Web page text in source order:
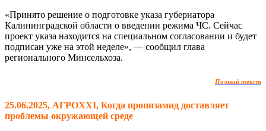
«Принято решение о подготовке указа губернатора
Калининградской области о введении режима ЧС. Сейчас
проект указа находится на специальном согласовании и будет
подписан уже на этой неделе», — сообщил глава
регионального Минсельхоза.
Полный текст
25.06.2025, АГРОXXI, Когда пропизамид доставляет
проблемы окружающей среде